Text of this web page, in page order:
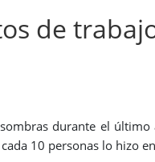
de
durante el
10 personas lo hizo